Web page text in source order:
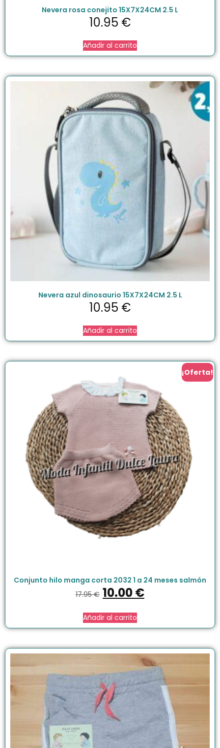
Nevera rosa conejito 15X7X24CM 2.5 L
10.95 €
Añadir al carrito
Nevera azul dinosaurio 15X7X24CM 2.5 L
10.95 €
Añadir al carrito
¡Oferta!
Conjunto hilo manga corta 2032 1 a 24 meses salmón
17.95€ 10.00€
Añadir al carrito